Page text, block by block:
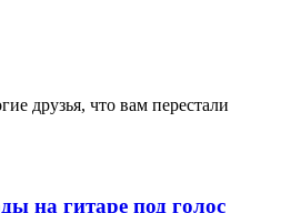
друзья, что вам перестали
на гитаре под голос